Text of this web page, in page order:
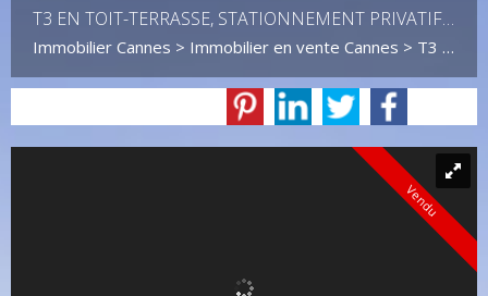
T3 EN TOIT-TERRASSE, STATIONNEMENT PRIVATIF, CAVE ET SPA JACUZZI
Immobilier Cannes > Immobilier en vente Cannes > T3 en vente Cannes
Vendu